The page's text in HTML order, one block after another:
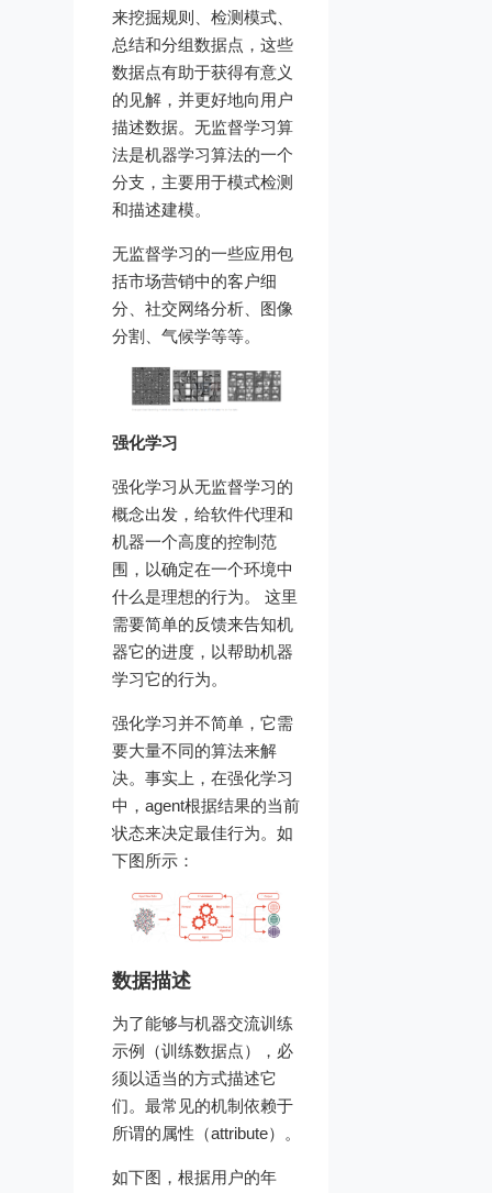
来挖掘规则、检测模式、
总结和分组数据点，这些
数据点有助于获得有意义
的见解，并更好地向用户
描述数据。无监督学习算
法是机器学习算法的一个
分支，主要用于模式检测
和描述建模。
无监督学习的一些应用包
括市场营销中的客户细
分、社交网络分析、图像
分割、气候学等等。
强化学习
强化学习从无监督学习的
概念出发，给软件代理和
机器一个高度的控制范
围，以确定在一个环境中
什么是理想的行为。 这里
需要简单的反馈来告知机
器它的进度，以帮助机器
学习它的行为。
强化学习并不简单，它需
要大量不同的算法来解
决。事实上，在强化学习
中，agent根据结果的当前
状态来决定最佳行为。如
下图所示：
数据描述
为了能够与机器交流训练
示例（训练数据点），必
须以适当的方式描述它
们。最常见的机制依赖于
所谓的属性（attribute）。
如下图，根据用户的年